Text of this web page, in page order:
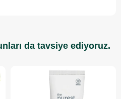
da tavsiye ediyoruz.